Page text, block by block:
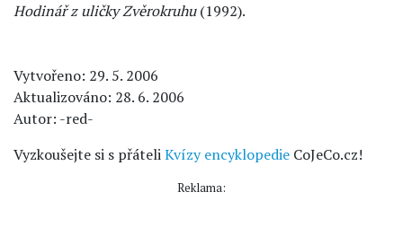
Hodinář z uličky Zvěrokruhu(1992).
Vytvořeno: 29. 5. 2006
Aktualizováno: 28. 6. 2006
Autor: -red-
Vyzkoušejte si s přáteliKvízy encyklopedie CoJeCo.cz!
Reklama: